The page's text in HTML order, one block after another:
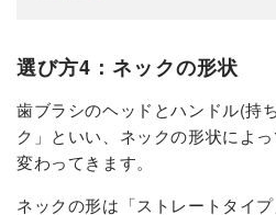
選び方4：ネックの形状
歯ブラシのヘッドとハンドル(持
ク」といい、ネックの形状によ
変わってきます。
ネックの形は「ストレートタイ